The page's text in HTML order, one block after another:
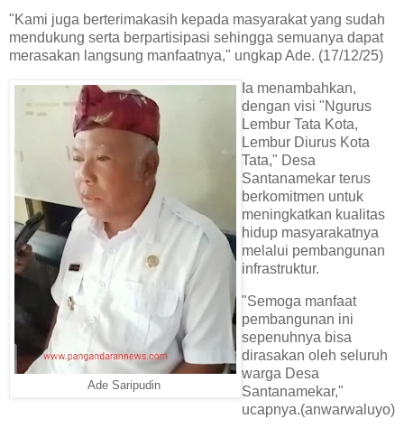
"Kami juga berterimakasih kepada masyarakat yang sudah
mendukung serta berpartisipasi sehingga semuanya dapat
merasakan langsung manfaatnya," ungkap Ade. (17/12/25)
Ade Saripudin
Ia menambahkan,
dengan visi "Ngurus
Lembur Tata Kota,
Lembur Diurus Kota
Tata," Desa
Santanamekar terus
berkomitmen untuk
meningkatkan kualitas
hidup masyarakatnya
melalui pembangunan
infrastruktur.
"Semoga manfaat
pembangunan ini
sepenuhnya bisa
dirasakan oleh seluruh
warga Desa
Santanamekar,"
ucapnya.(anwarwaluyo)